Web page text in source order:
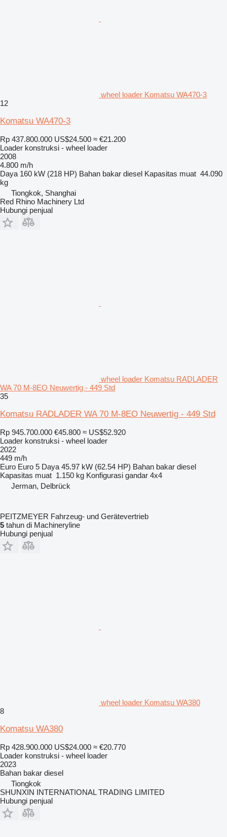
wheel loader Komatsu WA470-3
12
Komatsu WA470-3
Rp 437.800.000 US$24.500 ≈ €21.200
Loader konstruksi - wheel loader
2008
4.800 m/h
Daya 160 kW (218 HP) Bahan bakar diesel Kapasitas muat 44.090
kg
Tiongkok, Shanghai
Red Rhino Machinery Ltd
Hubungi penjual
wheel loader Komatsu RADLADER
WA 70 M-8EO Neuwertig - 449 Std
35
Komatsu RADLADER WA 70 M-8EO Neuwertig - 449 Std
Rp 945.700.000 €45.800 ≈ US$52.920
Loader konstruksi - wheel loader
2022
449 m/h
Euro Euro 5 Daya 45.97 kW (62.54 HP) Bahan bakar diesel
Kapasitas muat 1.150 kg Konfigurasi gandar 4x4
Jerman, Delbrück
PEITZMEYER Fahrzeug- und Gerätevertrieb
5 tahun di Machineryline
Hubungi penjual
wheel loader Komatsu WA380
8
Komatsu WA380
Rp 428.900.000 US$24.000 ≈ €20.770
Loader konstruksi - wheel loader
2023
Bahan bakar diesel
Tiongkok
SHUNXIN INTERNATIONAL TRADING LIMITED
Hubungi penjual